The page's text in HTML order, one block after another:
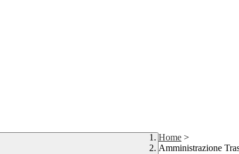
Home >
Amministrazione